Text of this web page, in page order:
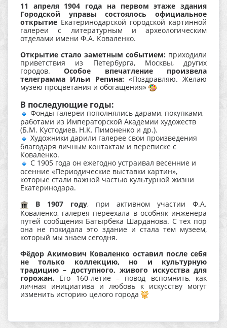
11 апреля 1904 года на первом этаже здания
Городской управы состоялось официальное
открытие Екатеринодарской городской картинной
галереи с литературным и археологическим
отделами имени Ф.А. Коваленко.
Открытие стало заметным событием: приходили
приветствия из Петербурга, Москвы, других
городов.Особое впечатление произвела
телеграмма Ильи Репина: «Поздравляю. Желаю
музею процветания и обогащения»
В последующие годы:
Фонды галереи пополнялись дарами, покупками,
работами из Императорской Академии художеств
(Б.М. Кустодиев, Н.К. Пимоненко и др.).
Художники дарили галерее свои произведения
благодаря личным контактам и переписке с
Коваленко.
С 1905 года он ежегодно устраивал весенние и
осенние «Периодические выставки картин»,
которые стали важной частью культурной жизни
Екатеринодара.
В 1907 году, при активном участии Ф.А.
Коваленко, галерея переехала в особняк инженера
путей сообщения Батырбека Шарданова. С тех пор
она не покидала это здание и стала тем музеем,
который мы знаем сегодня.
Фёдор Акимович Коваленко оставил после себя
не только коллекцию, но и культурную
традицию – доступного, живого искусства для
горожан. Его 160-летие – повод вспомнить, как
личная инициатива и любовь к искусству могут
изменить историю целого города